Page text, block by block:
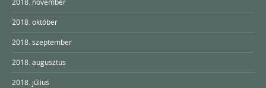
2018. november
2018. október
2018. szeptember
2018. augusztus
2018. július